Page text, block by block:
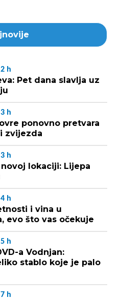
2 h
Pet dana slavlja uz
3 h
ponovno pretvara
zvijezda
3 h
lokaciji: Lijepa
4 h
i vina u
evo što vas očekuje
5 h
a Vodnjan:
stablo koje je palo
7 h